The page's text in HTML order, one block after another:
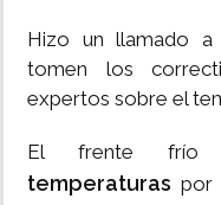
Hizo un llamado a
tomen los
expertos sobre el
El frente frío
temperaturas por